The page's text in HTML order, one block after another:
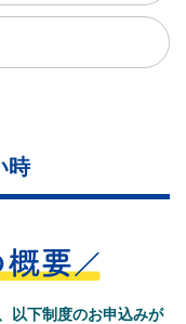
時
以下制度のお申込みが